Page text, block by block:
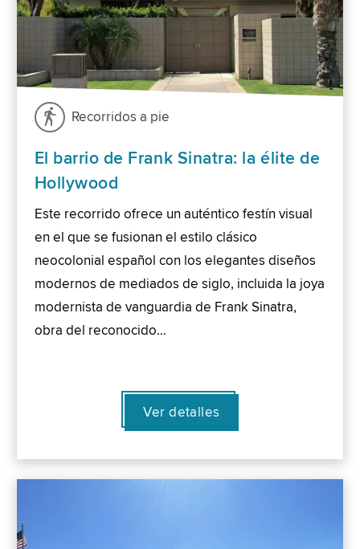
Recorridos a pie
El barrio de Frank Sinatra: la élite de
Hollywood
Este recorrido ofrece un auténtico festín visual
en el que se fusionan el estilo clásico
neocolonial español con los elegantes diseños
modernos de mediados de siglo, incluida la joya
modernista de vanguardia de Frank Sinatra,
obra del reconocido…
Ver detalles